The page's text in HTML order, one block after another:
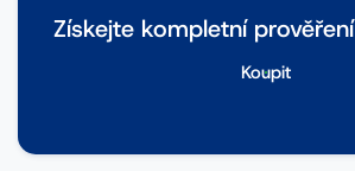
Získejte kompletní
Koupit